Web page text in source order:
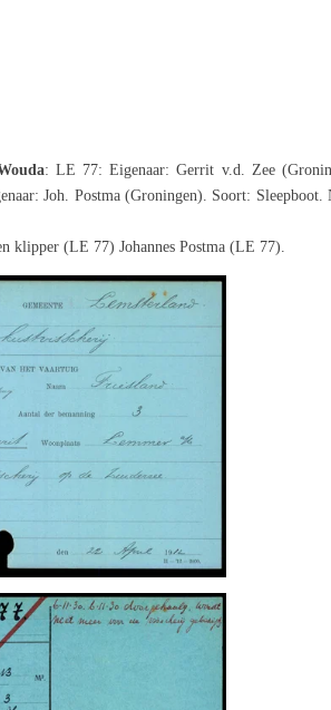
: LE 77: Eigenaar: Gerrit v.d. Zee
Joh. Postma (Groningen). Soort: Sleepboot.
klipper (LE 77) Johannes Postma (LE 77).